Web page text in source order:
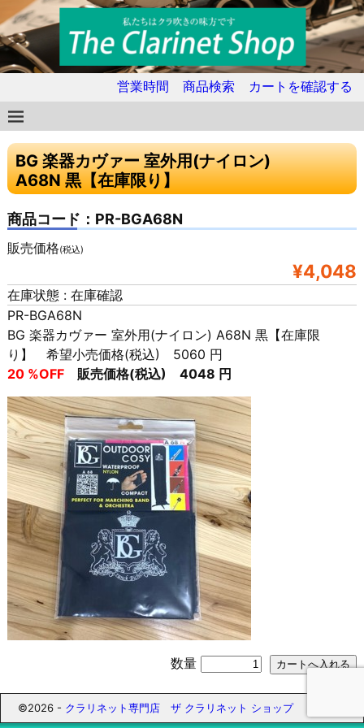
営業時間 商品検索 カートを確認する
BG 楽器カヴァー 室外用(ナイロン)
A68N 黒【在庫限り】
商品コード：PR-BGA68N
販売価格(税込)
¥4,048
在庫状態 : 在庫確認
PR-BGA68N
BG 楽器カヴァー 室外用(ナイロン) A68N 黒【在庫限
り】 希望小売価格(税込) 5060 円
20 %OFF販売価格(税込) 4048 円
数量
©2026 - クラリネット専門店 ザ クラリネット ショップ